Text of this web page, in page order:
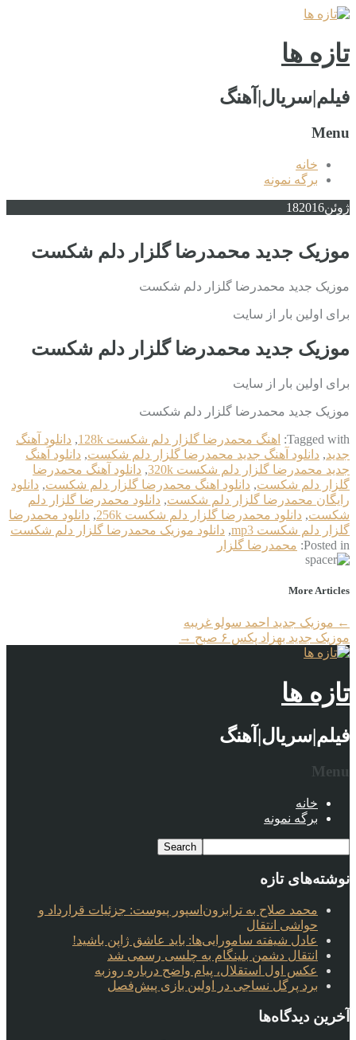
تازه ها
فیلم|سریال|آهنگ
Menu
خانه
برگه نمونه
ژوئن 182016
موزیک جدید محمدرضا گلزار دلم شکست
موزیک جدید محمدرضا گلزار دلم شکست
برای اولین بار از سایت
موزیک جدید محمدرضا گلزار دلم شکست
برای اولین بار از سایت
موزیک جدید محمدرضا گلزار دلم شکست
Tagged with: اهنگ محمدرضا گلزار دلم شکست 128k , دانلود آهنگ
جدید, دانلود آهنگ جدید محمدرضا گلزار دلم شکست, دانلود آهنگ
جدید محمدرضا گلزار دلم شکست 320k
, دانلود آهنگ محمدرضا
گلزار دلم شکست, دانلود اهنگ محمدرضا گلزار دلم شکست, دانلود
رایگان محمدرضا گلزار دلم شکست, دانلود محمدرضا گلزار دلم
شکست, دانلود محمدرضا گلزار دلم شکست 256k , دانلود محمدرضا
گلزار دلم شکست mp3
, دانلود موزیک محمدرضا گلزار دلم شکست
Posted in: محمدرضا گلزار
More Articles
← موزیک جدید احمد سولو غریبه
موزیک جدید بهزاد پکس ۶ صبح
→
تازه ها
فیلم|سریال|آهنگ
Menu
خانه
برگه نمونه
نوشته‌های تازه
محمد صلاح به ترابزون‌اسپور پیوست: جزئیات قرارداد و
حواشی انتقال
عادل شیفته سامورایی‌ها: باید عاشق ژاپن باشید!
انتقال دشمن بلینگام به چلسی رسمی شد
عکس اول استقلال، پیام واضح درباره روزبه
برد پرگل نساجی در اولین بازی پیش‌فصل
آخرین دیدگاه‌ها